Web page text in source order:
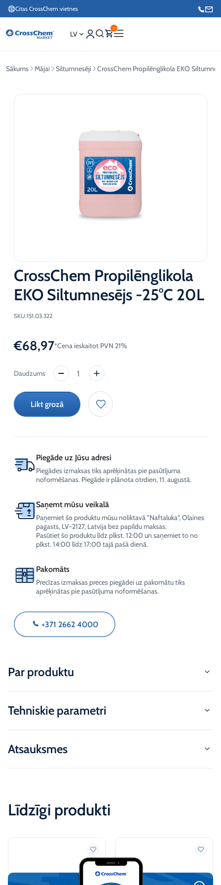
Citas CrossChem vietnes
Interneta veikals / Mārketings
LV
0
Sākums Mājai Siltumnesēji CrossChem Propilēnglikola EKO
CrossChem Propilēnglikola
EKO Siltumnesējs -25°C 20L
SKU:151.03.322
€68,97*Cena ieskaitot PVN 21%
CrossChem
EKO
Siltumnesējs
-25°C
Likt grozā
Piegāde uz Jūsu adresi
Piegādes izmaksas tiks aprēķinātas pie pasūtījuma
noformēšanas. Piegāde ir plānota otrdien, 11. augustā.
Saņemt mūsu veikalā
Paņemiet šo produktu mūsu noliktavā "Naftaluka", Olaines
pagasts, LV-2127, Latvija bez papildu maksas.
Pasūtiet šo produktu līdz plkst. 12:00 un saņemiet to no
plkst. 14:00 līdz 17:00 tajā pašā dienā.
Pakomāts
Precīzas izmaksas preces piegādei uz pakomātu tiks
aprēķinātas pie pasūtījuma noformēšanas.
+371 2662 4000
Par produktu
Tehniskie parametri
Atsauksmes
Līdzīgi produkti